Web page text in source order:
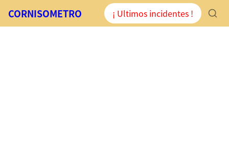
CORNISOMETRO ¡ Ultimos incidentes !